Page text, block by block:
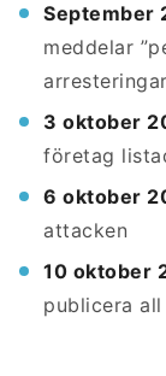
September
meddelar
3 oktober
företag
6 oktober
attacken
10 oktober
publicera